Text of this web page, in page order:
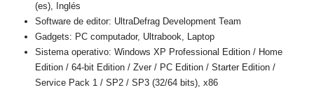
(es), Inglés
Software de editor: UltraDefrag Development Team
Gadgets: PC computador, Ultrabook, Laptop
Sistema operativo: Windows XP Professional Edition / Home
Edition / 64-bit Edition / Zver / PC Edition / Starter Edition /
Service Pack 1 / SP2 / SP3 (32/64 bits), x86